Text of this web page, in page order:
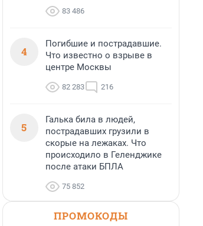
83 486
4
Погибшие и пострадавшие.
Что известно о взрыве в
центре Москвы
82 283 216
5
Галька била в людей,
пострадавших грузили в
скорые на лежаках. Что
происходило в Геленджике
после атаки БПЛА
75 852
ПРОМОКОДЫ